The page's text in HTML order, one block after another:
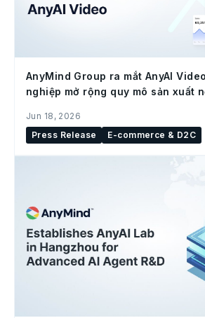
AnyMind Group ra mắt AnyAI
nghiệp mở rộng quy mô sản xuất
Jun 18, 2026
Press Release
E-commerce & D2C